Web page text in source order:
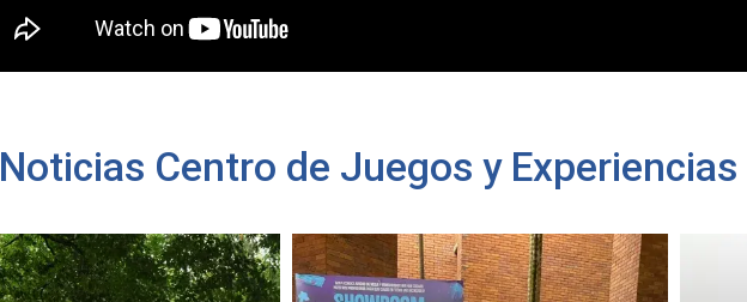
Noticias Centro de Juegos y